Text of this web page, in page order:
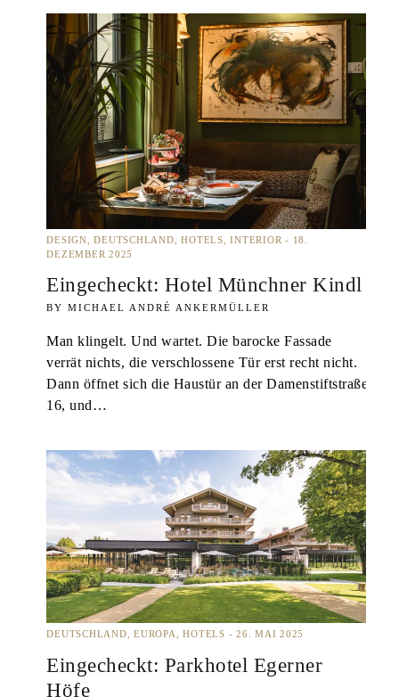
DESIGN DEUTSCHLAND HOTELS INTERIOR
18.
DEZEMBER 2025
Eingecheckt: Hotel Münchner Kindl
MICHAEL ANDRÉ ANKERMÜLLER
Man klingelt. Und wartet. Die barocke Fassade
verrät nichts, die verschlossene Tür erst recht nicht.
Dann öffnet sich die Haustür an der Damenstiftstraße
16, und…
DEUTSCHLAND EUROPA HOTELS 26. MAI 2025
Eingecheckt: Parkhotel Egerner
Höfe